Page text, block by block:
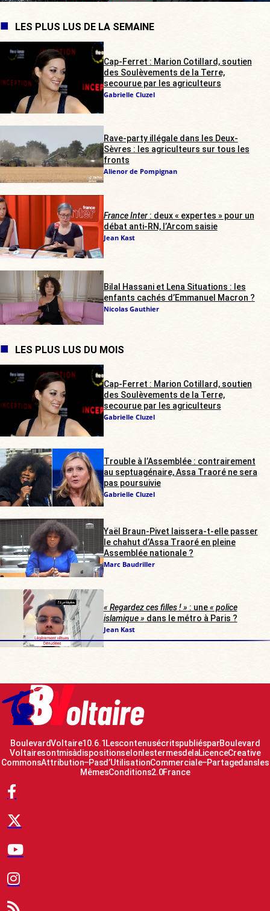
LES PLUS LUS DE LA SEMAINE
Cap-Ferret : Marion Cotillard, soutien
des Soulèvements de la Terre,
secourue par les agriculteurs
Gabrielle Cluzel
Rave-party illégale dans les Deux-
Sèvres : les agriculteurs sur tous les
fronts
Alienor de Pompignan
France Inter: deux « expertes » pour un
débat anti-RN, l’Arcom saisie
Jean Kast
Bilal Hassani et Lena Situations : les
enfants cachés d’Emmanuel Macron ?
Nicolas Gauthier
LES PLUS LUS DU MOIS
Cap-Ferret : Marion Cotillard, soutien
des Soulèvements de la Terre,
secourue par les agriculteurs
Gabrielle Cluzel
Trouble à l’Assemblée : contrairement
au septuagénaire, Assa Traoré ne sera
pas poursuivie
Gabrielle Cluzel
Yaël Braun-Pivet laissera-t-elle passer
le chahut d’Assa Traoré en pleine
Assemblée nationale ?
Marc Baudriller
« Regardez ces filles ! » : une« police
islamique » dans le métro à Paris ?
Jean Kast
Boulevard Voltaire 10.6.1 Les contenus écrits publiés par Boulevard
Voltaire sont mis à disposition selon les termes de la Licence Creative
Commons Attribution – Pas d’Utilisation Commerciale – Partage dans les
Mêmes Conditions 2.0 France